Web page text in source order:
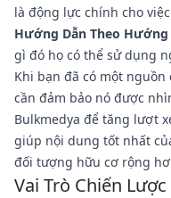
là động lực chính cho
Hướng Dẫn Theo Hướng
gì đó họ có thể sử dụng
Khi bạn đã có một
cần đảm bảo nó được
Bulkmedya để tăng lượt
giúp nội dung tốt nhất
đối tượng hữu cơ rộng
Vai Trò Chiến